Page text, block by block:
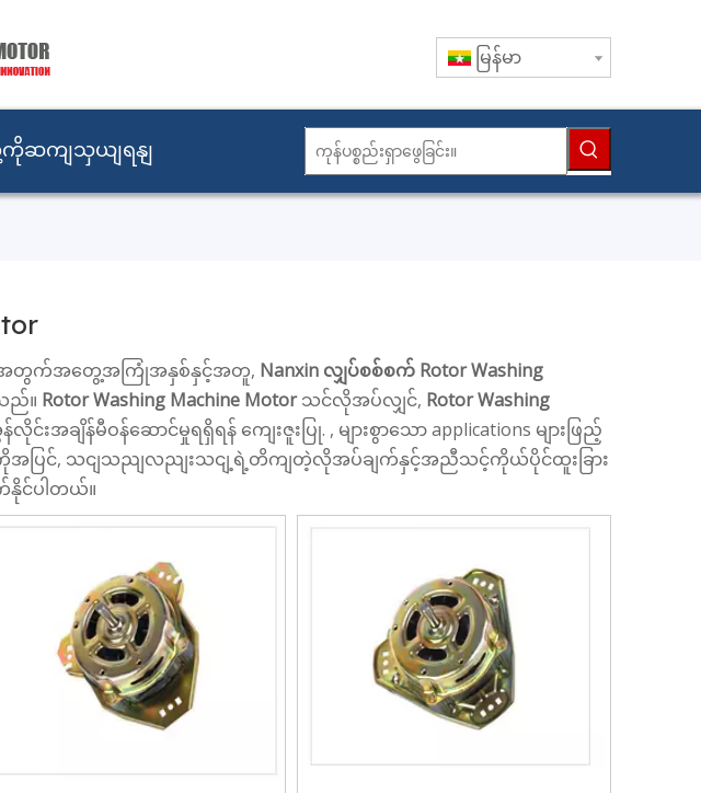
မြန်မာ
ကိုဆကျသှယျရနျ
တွက်အတွေ့အကြုံအနှစ်နှင့်အတူ, Nanxin လျှပ်စစ်စက် Rotor Washing
ည်။ Rotor Washing Machine Motorသင်လိုအပ်လျှင်, Rotor Washing
ချိန်မီဝန်ဆောင်မှုရရှိရန် ကျေးဇူးပြု. , များစွာသော applications များဖြည့်
ပြင်, သငျသညျလညျးသငျ့ရဲ့တိကျတဲ့လိုအပ်ချက်နှင့်အညီသင့်ကိုယ်ပိုင်ထူးခြား
င်ပါတယ်။